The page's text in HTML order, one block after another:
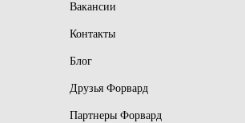
Вакансии
Контакты
Блог
Друзья Форвард
Партнеры Форвард